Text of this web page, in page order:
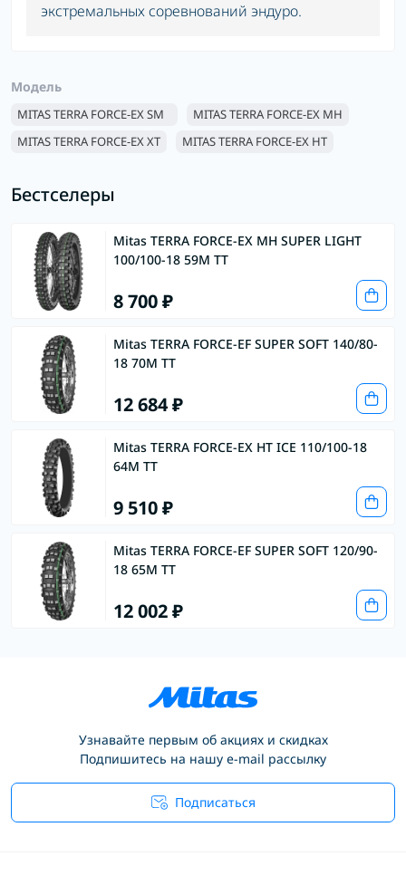
экстремальных соревнований эндуро.
Модель
MITAS TERRA FORCE-EX SM
MITAS TERRA FORCE-EX MH
MITAS TERRA FORCE-EX XT
MITAS TERRA FORCE-EX HT
Бестселеры
Mitas TERRA FORCE-EX MH SUPER LIGHT
100/100-18 59M TT
8 700 ₽
Mitas TERRA FORCE-EF SUPER SOFT 140/80-
18 70M TT
12 684 ₽
Mitas TERRA FORCE-EX HT ICE 110/100-18
64M TT
9 510 ₽
Mitas TERRA FORCE-EF SUPER SOFT 120/90-
18 65M TT
12 002 ₽
Узнавайте первым об акциях и скидках
Подпишитесь на нашу e-mail рассылку
Подписаться